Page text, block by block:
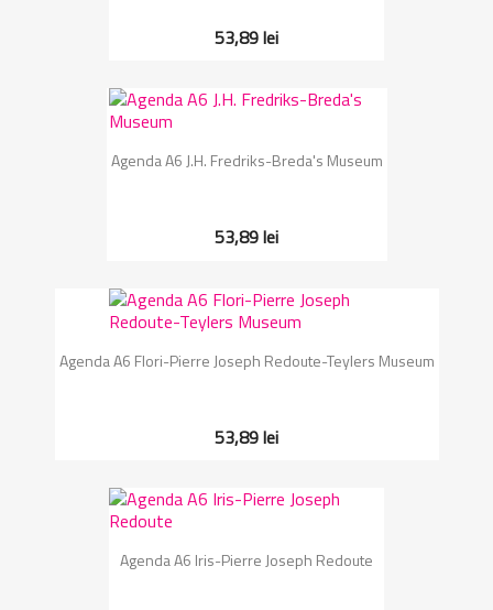
53,89 lei
Agenda A6 J.H. Fredriks-Breda's Museum
53,89 lei
Agenda A6 Flori-Pierre Joseph Redoute-Teylers Museum
53,89 lei
Agenda A6 Iris-Pierre Joseph Redoute